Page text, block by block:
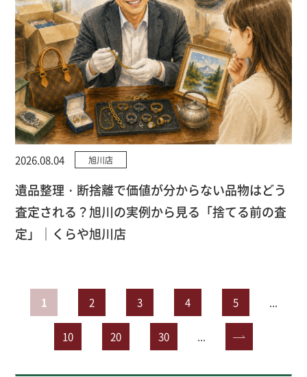
2026.08.04 旭川店
遺品整理・断捨離で価値が分からない品物はどう
査定される？旭川の実例から見る「捨てる前の査
定」｜くらや旭川店
1 2 3 4 5 ...
10 20 30 ... »